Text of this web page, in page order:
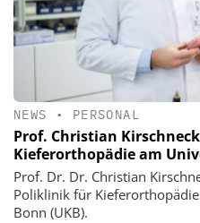
NEWS • PERSONAL
Prof. Christian
Kieferorthopädie am
Prof. Dr. Dr. Christian
Poliklinik für
Bonn (UKB).